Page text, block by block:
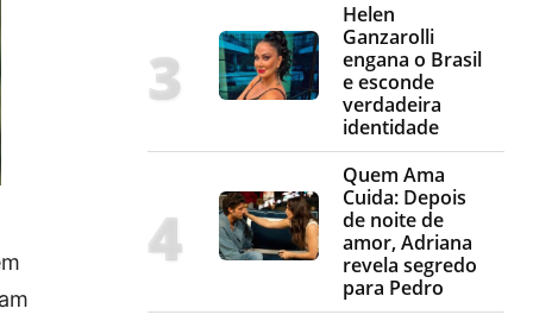
Helen
Ganzarolli
engana o Brasil
e esconde
verdadeira
identidade
Quem Ama
Cuida: Depois
de noite de
amor, Adriana
revela segredo
para Pedro